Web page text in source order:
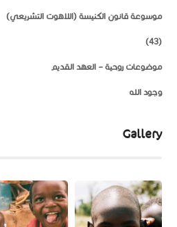
موسوعة قانون الكنيسة (اللاهوت التشريعي)
(43)
موضوعات روحية – العهد القديم
وجود الله
Gallery